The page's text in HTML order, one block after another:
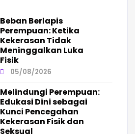
Beban Berlapis
Perempuan: Ketika
Kekerasan Tidak
Meninggalkan Luka
Fisik
05/08/2026
Melindungi Perempuan:
Edukasi Dini sebagai
Kunci Pencegahan
Kekerasan Fisik dan
Seksual